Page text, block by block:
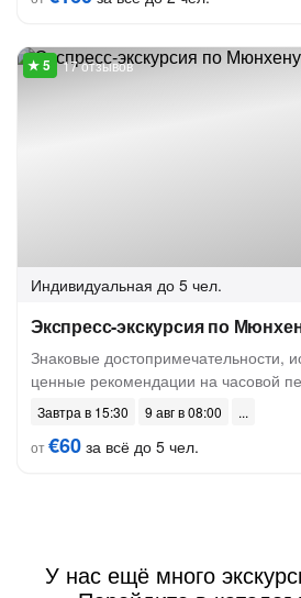
17 отзывов
Индивидуальная до 5 чел.
Экспресс-экскурсия по
Знаковые достопримечательности,
ценные рекомендации на часовой
Завтра в 15:30
9 авг в 08:00
от€60 за всё до 5 чел.
У нас ещё много